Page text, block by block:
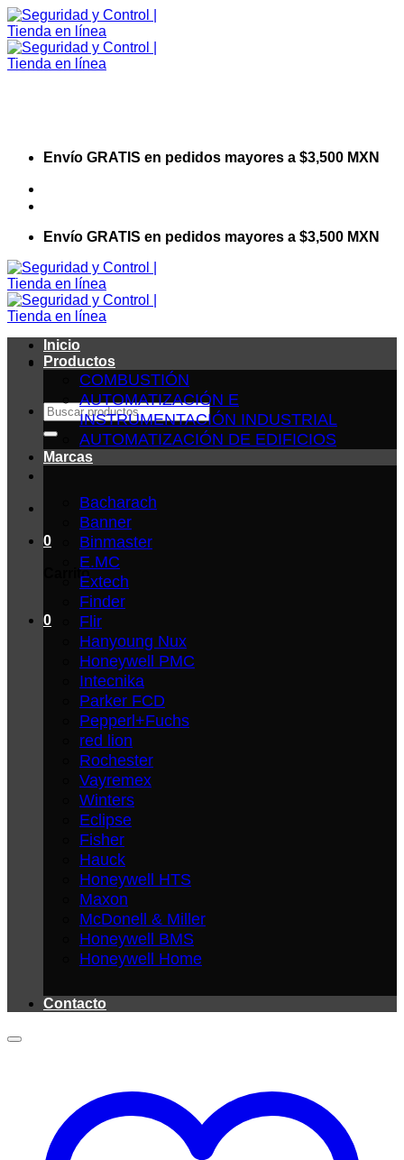
Saltar
al
contenido
Envío GRATIS en pedidos mayores a $3,500 MXN
Envío GRATIS en pedidos mayores a $3,500 MXN
Buscar
por:
0
Carrito
0
Inicio
Productos
COMBUSTIÓN
AUTOMATIZACIÓN E
INSTRUMENTACIÓN INDUSTRIAL
AUTOMATIZACIÓN DE EDIFICIOS
Marcas
Bacharach
Banner
Binmaster
E.MC
Extech
Finder
Flir
Hanyoung Nux
Honeywell PMC
Intecnika
Parker FCD
Pepperl+Fuchs
red lion
Rochester
Vayremex
Winters
Eclipse
Fisher
Hauck
Honeywell HTS
Maxon
McDonell & Miller
Honeywell BMS
Honeywell Home
Contacto